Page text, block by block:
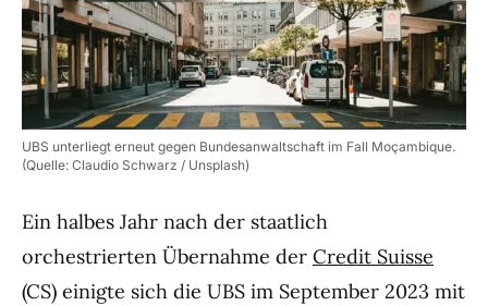
UBS unterliegt erneut gegen Bundesanwaltschaft im Fall Moçambique.
(Quelle: Claudio Schwarz / Unsplash)
Ein halbes Jahr nach der staatlich
orchestrierten Übernahme der Credit Suisse
(CS) einigte sich die UBS im September 2023 mit